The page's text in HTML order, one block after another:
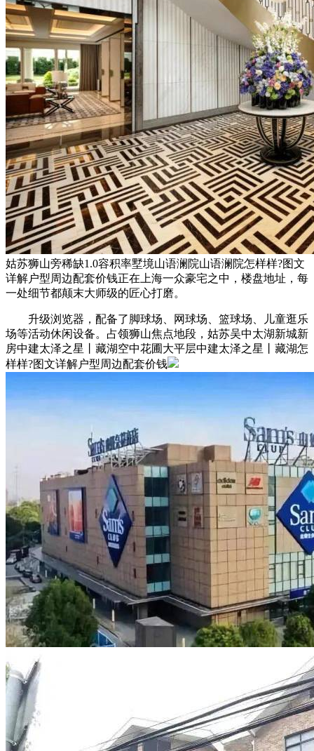
姑苏狮山旁稀缺1.0容积率墅境山语澜院山语澜院怎样样?图文
详解户型周边配套价钱正在上海一众豪宅之中，楼盘地址，每
一处细节都颠末大师级的匠心打磨。
升级浏览器，配备了脚球场、网球场、篮球场、儿童逛乐
场等活动休闲设备。占领狮山焦点地段，姑苏吴中太湖新城新
房中建太泽之星丨藏湖空中花圃大平层中建太泽之星丨藏湖怎
样样?图文详解户型周边配套价钱